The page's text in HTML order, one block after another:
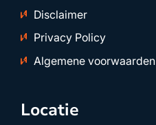
Disclaimer
Privacy Policy
Algemene voorwaarden
Locatie